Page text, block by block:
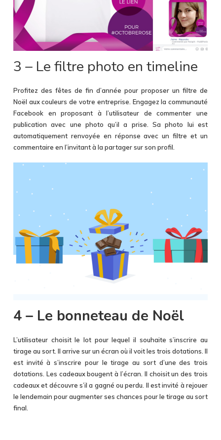
3 – Le filtre photo en timeline
Profitez des fêtes de fin d’année pour proposer un filtre de
Noël aux couleurs de votre entreprise. Engagez la communauté
Facebook en proposant à l’utilisateur de commenter une
publication avec une photo qu’il a prise. Sa photo lui est
automatiquement renvoyée en réponse avec un filtre et un
commentaire en l’invitant à la partager sur son profil.
4 – Le bonneteau de Noël
L’utilisateur choisit le lot pour lequel il souhaite s’inscrire au
tirage au sort. Il arrive sur un écran où il voit les trois dotations. Il
est invité à s’inscrire pour le tirage au sort d’une des trois
dotations. Les cadeaux bougent à l’écran. Il choisit un des trois
cadeaux et découvre s’il a gagné ou perdu. Il est invité à rejouer
le lendemain pour augmenter ses chances pour le tirage au sort
final.